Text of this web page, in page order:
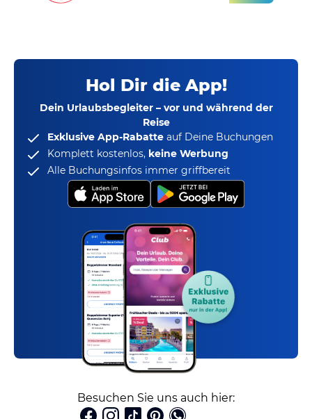
Hol Dir die App!
Dein Urlaubsbegleiter – vor und während der
Reise
Exklusive App-Rabatte auf Deine Buchungen
Komplett kostenlos, keine Werbung
Alle Buchungsinfos immer griffbereit
Besuchen Sie uns auch hier: